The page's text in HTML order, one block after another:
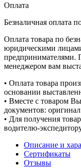
Оплата
Безналичная оплата
Оплата товара по
юридическими
предпринимателями.
менеджером вам
• Оплата товара
основании
• Вместе с товаром
документов:
• Для получения
водителю-
Описание и
Сертификаты
Отзывы